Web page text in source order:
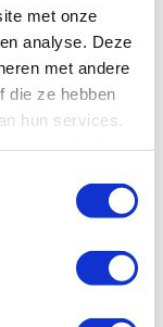
met onze
analyse. Deze
met andere
die ze hebben
hun services.